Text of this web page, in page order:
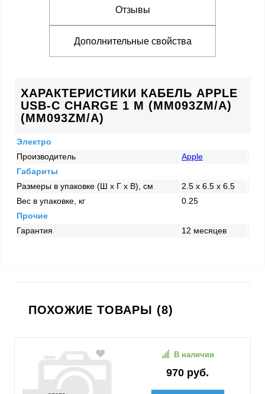
Отзывы
Дополнительные свойства
ХАРАКТЕРИСТИКИ КАБЕЛЬ APPLE
USB-C CHARGE 1 M (MM093ZM/A)
(MM093ZM/A)
Электро
Производитель
Apple
Габариты
Размеры в упаковке (Ш x Г x В), см
2.5 x 6.5 x 6.5
Вес в упаковке, кг
0.25
Прочие
Гарантия
12 месяцев
ПОХОЖИЕ ТОВАРЫ (8)
970 руб.
В наличии